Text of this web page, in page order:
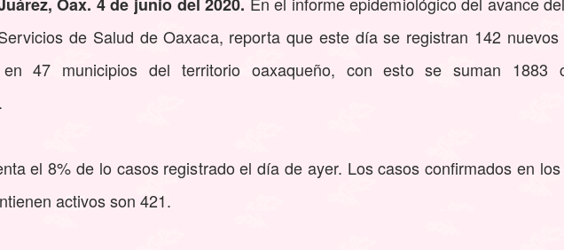
de Salud de Oaxaca, reporta que este día se registran 142
en 47 municipios del territorio oaxaqueño, con esto se suman 1883
el 8% de lo casos registrado el día de ayer. Los casos confirmados en
activos son 421.